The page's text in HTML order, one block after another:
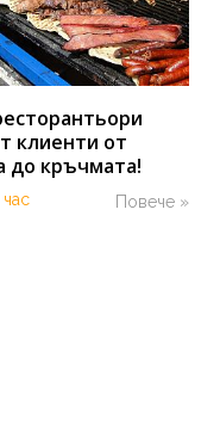
клиенти от
до кръчмата!
Повече »